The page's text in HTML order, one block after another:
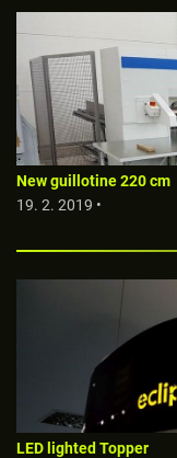
New guillotine 220 cm
19. 2. 2019 •
LED lighted Topper